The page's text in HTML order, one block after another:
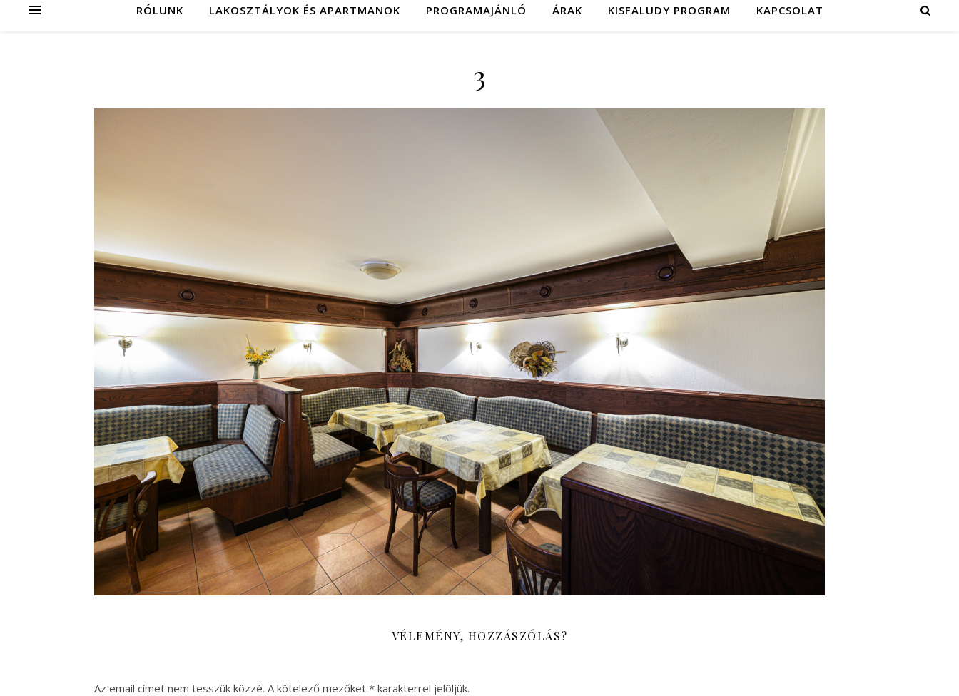
RÓLUNK LAKOSZTÁLYOK ÉS APARTMANOK PROGRAMAJÁNLÓ ÁRAK KISFALUDY PROGRAM KAPCSOLAT
3
VÉLEMÉNY, HOZZÁSZÓLÁS?
Az email címet nem tesszük közzé. A kötelező mezőket * karakterrel jelöljük.